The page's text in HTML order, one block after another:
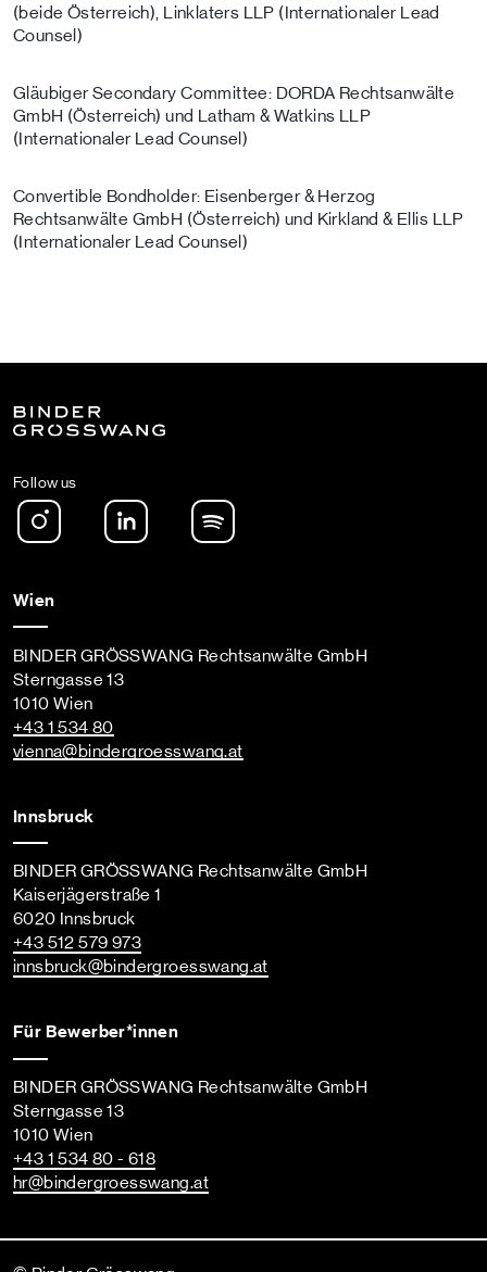
(beide Österreich), Linklaters LLP (Internationaler Lead
Counsel)
Gläubiger Secondary Committee: DORDA Rechtsanwälte
GmbH (Österreich) und Latham & Watkins LLP
(Internationaler Lead Counsel)
Convertible Bondholder: Eisenberger & Herzog
Rechtsanwälte GmbH (Österreich) und Kirkland & Ellis LLP
(Internationaler Lead Counsel)
Follow us
Instagram LinkedIn
Wien
BINDER GRÖSSWANG Rechtsanwälte GmbH
Sterngasse 13
1010 Wien
+43 1 534 80
vienna@bindergroesswang.at
Innsbruck
BINDER GRÖSSWANG Rechtsanwälte GmbH
Kaiserjägerstraße 1
6020 Innsbruck
+43 512 579 973
innsbruck@bindergroesswang.at
Für Bewerber*innen
BINDER GRÖSSWANG Rechtsanwälte GmbH
Sterngasse 13
1010 Wien
+43 1 534 80 - 618
hr@bindergroesswang.at